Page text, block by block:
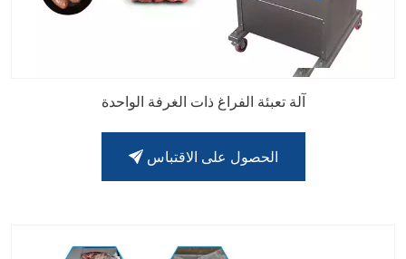
آلة تعبئة الفراغ ذات الغرفة الواحدة
الحصول على الاقتباس